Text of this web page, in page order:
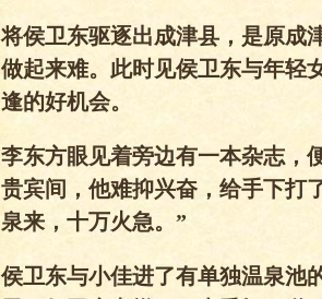
将侯卫东驱逐出成津县，是原成
做起来难。此时见侯卫东与年轻
逢的好机会。
李东方眼见着旁边有一本杂志，
贵宾间，他难抑兴奋，给手下打
泉来，十万火急。”
侯卫东与小佳进了有单独温泉池